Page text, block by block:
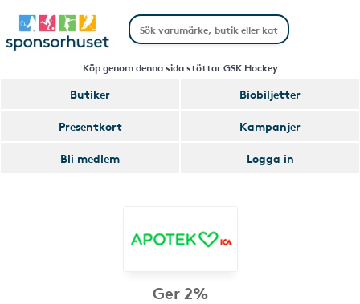
Köp genom denna sida stöttar GSK Hockey
Butiker
Biobiljetter
Presentkort
Kampanjer
Bli medlem
Logga in
Ger 2%